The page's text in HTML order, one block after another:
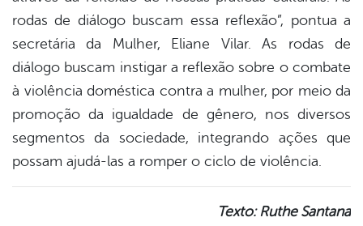
rodas de diálogo buscam essa reflexão”, pontua a
secretária da Mulher, Eliane Vilar. As rodas de
diálogo buscam instigar a reflexão sobre o combate
à violência doméstica contra a mulher, por meio da
promoção da igualdade de gênero, nos diversos
segmentos da sociedade, integrando ações que
possam ajudá-las a romper o ciclo de violência.
Texto: Ruthe Santana